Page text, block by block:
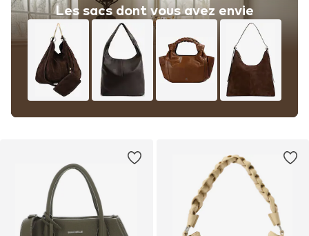
Les sacs dont vous avez envie